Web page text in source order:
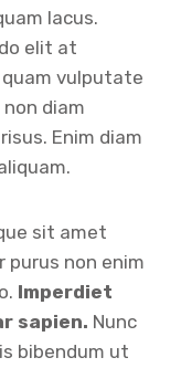
lacus.
elit at
vulputate
diam
Enim diam
sit amet
non enim
Imperdiet
sapien. Nunc
bibendum ut